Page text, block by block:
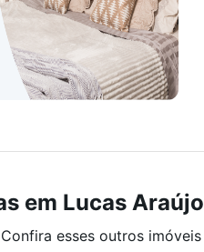
em Lucas Araújo
esses outros